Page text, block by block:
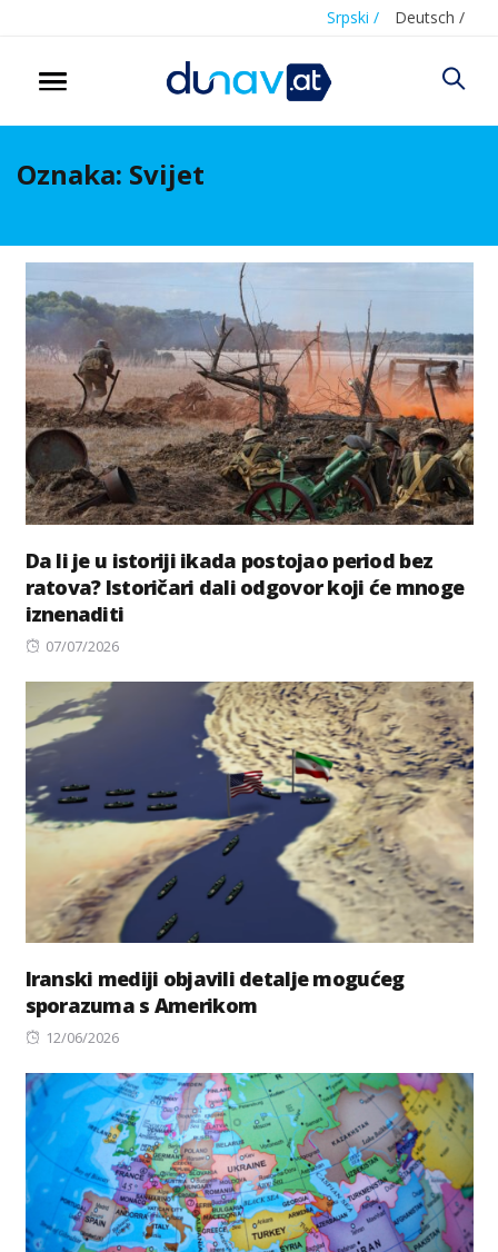
Srpski / Deutsch /
Oznaka: Svijet
Da li je u istoriji ikada postojao period bez
ratova? Istoričari dali odgovor koji će mnoge
iznenaditi
Posted
07/07/2026
Iranski mediji objavili detalje mogućeg
sporazuma s Amerikom
Posted
12/06/2026